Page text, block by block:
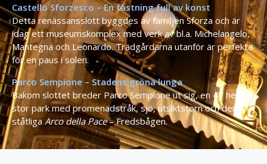
Castello Sforzesco – En fästning full av konst
Detta renässansslott byggdes av familjen Sforza och är
idag ett museumskomplex med verk av bl.a. Michelangelo,
Mantegna och Leonardo. Trädgårdarna utanför är perfekta
för en paus i solen.
Parco Sempione – Stadens gröna lunga
Bakom slottet breder Parco Sempione ut sig, en 47 hektar
stor park med promenadstråk, sjö, utsiktstorn och den
ståtligaArco della Pace– Fredsbågen.